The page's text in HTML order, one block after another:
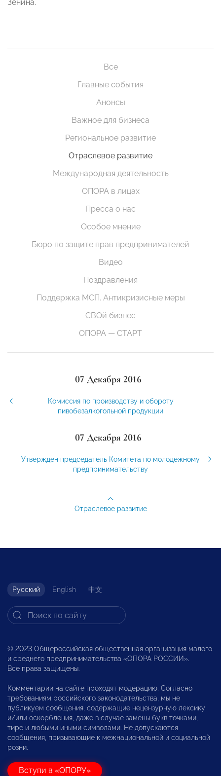
Зенина.
Все
Главные события
Анонсы
Важное для бизнеса
Региональное развитие
Отраслевое развитие
Международная деятельность
ОПОРА в лицах
Пресса о нас
Особое мнение
Бюро по защите прав предпринимателей
Видео
Поздравления
Поддержка МСП. Антикризисные меры
СВОй бизнес
ОПОРА — СТАРТ
07 Декабря 2016
Комиссия по производству и обороту
пивобезалкогольной продукции
07 Декабря 2016
Утвержден председатель Комитета по молодежному
предпринимательству
Отраслевое развитие
Русский English 中文
© 2023 Общероссийская общественная организация малого
и среднего предпринимательства «ОПОРА РОССИИ».
Все права защищены.
Комментарии на сайте проходят модерацию. Согласно
требованиям российского законодательства, мы не
публикуем сообщения, содержащие нецензурную лексику
и/или оскорбления, даже в случае замены букв точками,
тире и любыми иными символами. Не допускаются
сообщения, призывающие к межнациональной и социальной
розни.
Вступи в «ОПОРУ»